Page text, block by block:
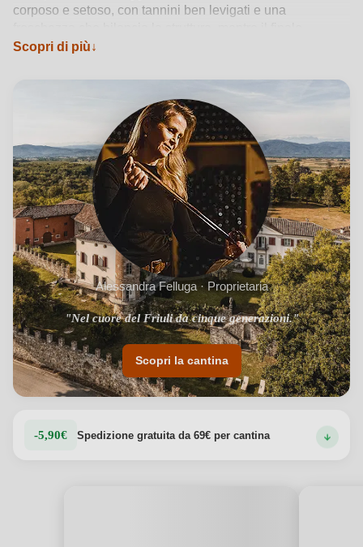
corposo e setoso, con tannini ben levigati e una
persistente svela eleganti note di liquirizia e cioccolato
esprime tutta la potenzialità del terroir dei Colli Orientali
del Friuli, valorizzata da una vinificazione tradizionale
priva di agenti chimici. Castello di Buttrio, cantina storica
immersa nel paesaggio friulano e guidata dalla sensibilità
di Alessandra Felluga, firma un vino dal carattere
autorevole, ideale tra i 18 e i 20°C con brasati o formaggi
stagionati per momenti di raffinata convivialità.
Vedi dettagli del prodotto →
Scopri di più
Alessandra Felluga · Proprietaria
"Nel cuore del Friuli da cinque generazioni."
Scopri la cantina
-5,90€ Spedizione gratuita da 69€ per cantina